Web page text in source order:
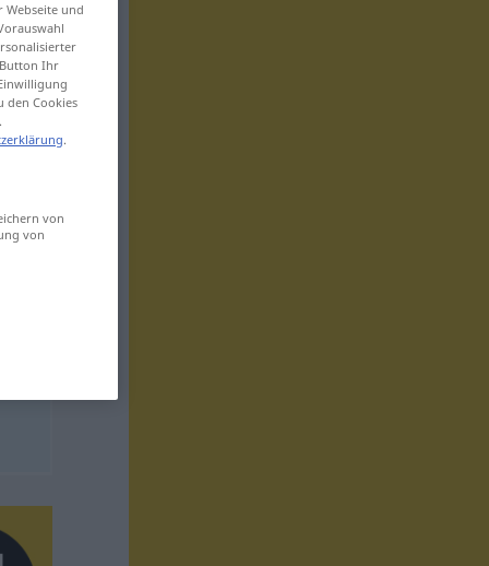
und
Ihr
den Cookies
.
von
von